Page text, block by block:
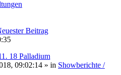
Beitrag
18 Palladium
09:02:14 » in Showberichte /